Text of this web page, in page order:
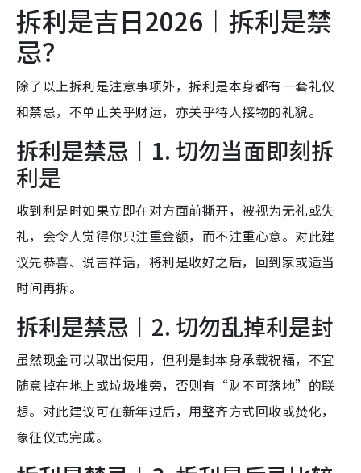
拆利是吉日2026︱拆利是禁
忌？
除了以上拆利是注意事项外，拆利是本身都有一套礼仪
和禁忌，不单止关乎财运，亦关乎待人接物的礼貌。
拆利是禁忌︱1. 切勿当面即刻拆
利是
收到利是时如果立即在对方面前撕开，被视为无礼或失
礼，会令人觉得你只注重金额，而不注重心意。对此建
议先恭喜、说吉祥话，将利是收好之后，回到家或适当
时间再拆。
拆利是禁忌︱2. 切勿乱掉利是封
虽然现金可以取出使用，但利是封本身承载祝福，不宜
随意掉在地上或垃圾堆旁，否则有“财不可落地”的联
想。对此建议可在新年过后，用整齐方式回收或焚化，
象征仪式完成。